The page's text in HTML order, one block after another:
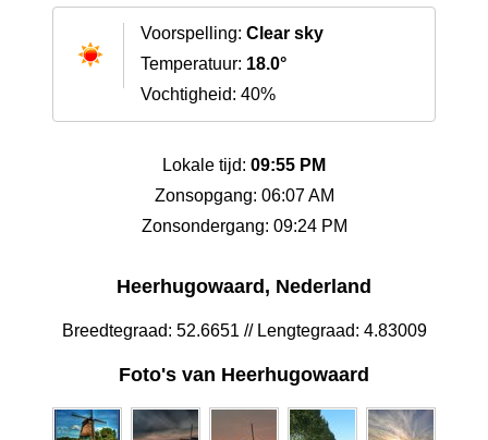
Voorspelling: Clear sky
Temperatuur: 18.0°
Vochtigheid: 40%
Lokale tijd: 09:55 PM
Zonsopgang: 06:07 AM
Zonsondergang: 09:24 PM
Heerhugowaard, Nederland
Breedtegraad: 52.6651 // Lengtegraad: 4.83009
Foto's van Heerhugowaard